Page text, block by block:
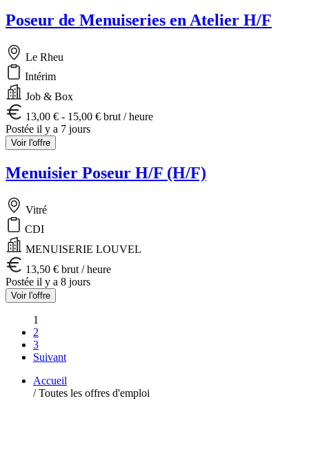
Poseur de Menuiseries en Atelier H/F
Le Rheu
Intérim
Job & Box
13,00 € - 15,00 € brut / heure
Postée il y a 7 jours
Voir l'offre
Menuisier Poseur H/F (H/F)
Vitré
CDI
MENUISERIE LOUVEL
13,50 € brut / heure
Postée il y a 8 jours
Voir l'offre
1
2
3
Suivant
Accueil
/ Toutes les offres d'emploi